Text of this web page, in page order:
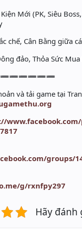
Mới (PK, Siêu
chế, Cân Bằng giữa
đảo, Thỏa Sức Mua
và tải game tại
groups/
g/rxnfpy297
Hãy đánh